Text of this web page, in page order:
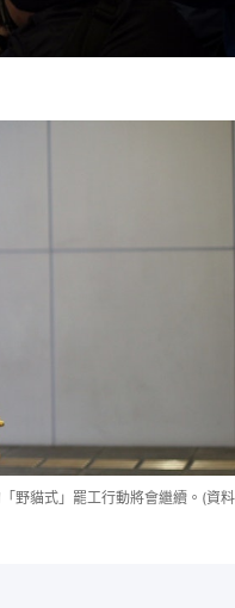
野貓式」罷工行動將會繼續。(資料